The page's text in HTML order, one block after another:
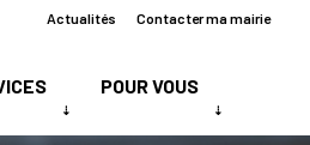
Actualités Contacter ma mairie
POUR VOUS